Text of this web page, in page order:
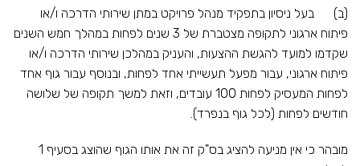
(ב) בעל ניסיון בתפקיד מנהל פרויקט במתן שירותי הדרכה ו/או
פיתוח ארגוני לתקופה מצטברת של 3 שנים לפחות במהלך חמש השנים
שקדמו למועד להגשת ההצעות, והעניק במהלכן שירותי הדרכה ו/או
פיתוח ארגוני, עבור מפעל תעשייתי אחד לפחות, ובנוסף עבור גוף אחד
לפחות המעסיק לפחות 100 עובדים, וזאת למשך תקופה של שלושה
חודשים לפחות (לכל גוף בנפרד).
מובהר כי אין מניעה להציג בס"ק זה את אותו הגוף שהוצג בסעיף 1